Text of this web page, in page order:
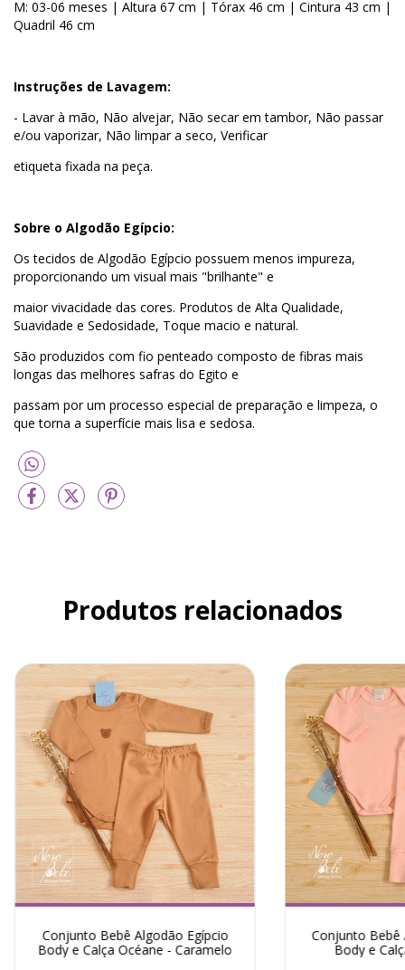
M: 03-06 meses | Altura 67 cm | Tórax 46 cm | Cintura 43 cm |
Quadril 46 cm
Instruções de Lavagem:
- Lavar à mão, Não alvejar, Não secar em tambor, Não passar
e/ou vaporizar, Não limpar a seco, Verificar
etiqueta fixada na peça.
Sobre o Algodão Egípcio:
Os tecidos de Algodão Egípcio possuem menos impureza,
proporcionando um visual mais "brilhante" e
maior vivacidade das cores. Produtos de Alta Qualidade,
Suavidade e Sedosidade, Toque macio e natural.
São produzidos com fio penteado composto de fibras mais
longas das melhores safras do Egito e
passam por um processo especial de preparação e limpeza, o
que torna a superfície mais lisa e sedosa.
Produtos relacionados
Conjunto Bebê Algodão Egípcio
Body e Calça Océane - Caramelo
Conjunto Bebê
Body e